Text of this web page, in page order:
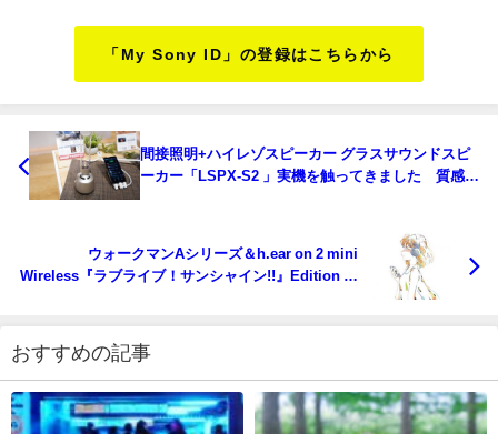
「My Sony ID」の登録はこちらから
間接照明+ハイレゾスピーカー グラスサウンドスピ
ーカー「LSPX-S2 」実機を触ってきました 質感よ
ウォークマンAシリーズ＆h.ear on 2 mini
Wireless『ラブライブ！サンシャイン!!』Edition ソ
おすすめの記事